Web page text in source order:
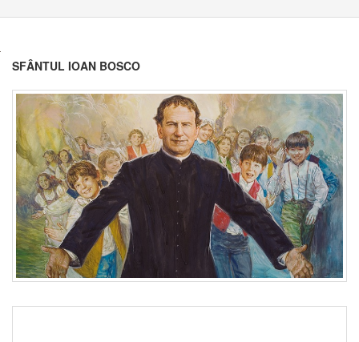
SFÂNTUL IOAN BOSCO